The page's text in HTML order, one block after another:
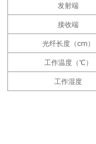
发射端
接收端
光纤长度（cm）
工作温度（℃）
工作湿度